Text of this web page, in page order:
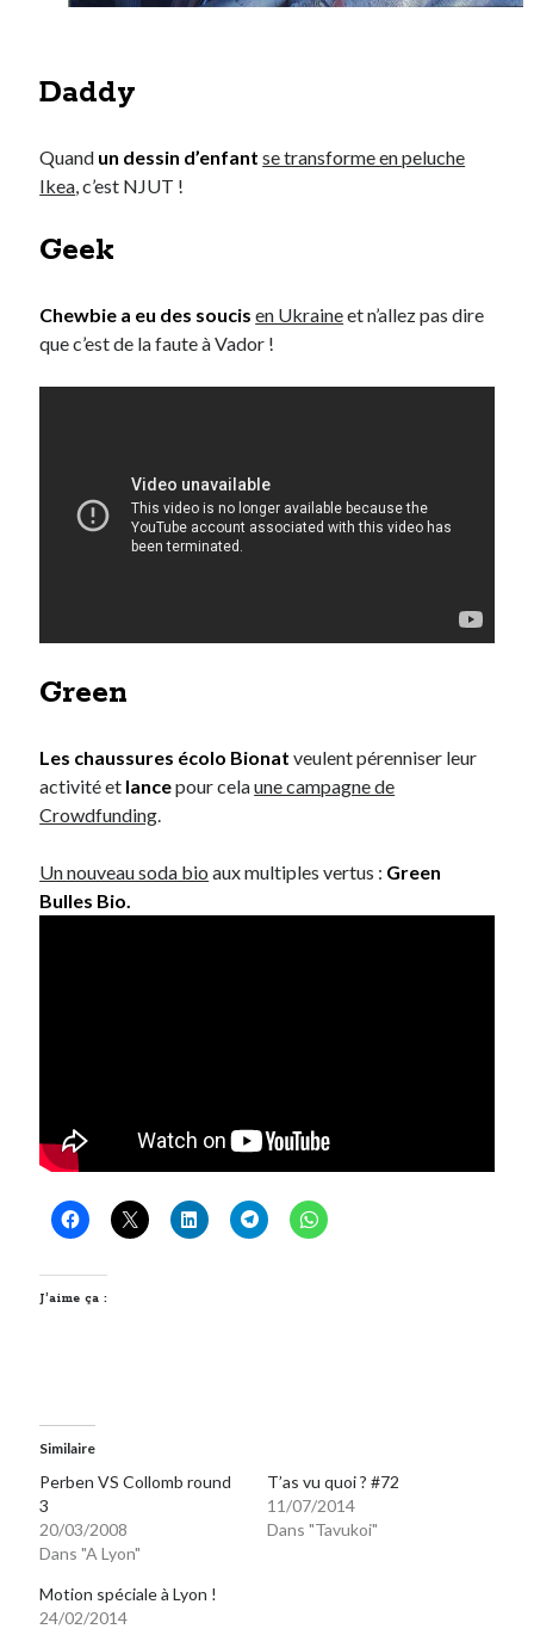
Daddy
Quand un dessin d’enfant se transforme en peluche
Ikea, c’est NJUT !
Geek
Chewbie a eu des soucis en Ukraineet n’allez pas dire
que c’est de la faute à Vador !
Green
Les chaussures écolo Bionat veulent pérenniser leur
activité et lancepour celaune campagne de
Crowdfunding.
Un nouveau soda bio aux multiples vertus : Green
Bulles Bio.
J’aime ça :
Similaire
Perben VS Collomb round
3
20/03/2008
Dans "A Lyon"
T’as vu quoi ? #72
11/07/2014
Dans "Tavukoi"
Motion spéciale à Lyon !
24/02/2014